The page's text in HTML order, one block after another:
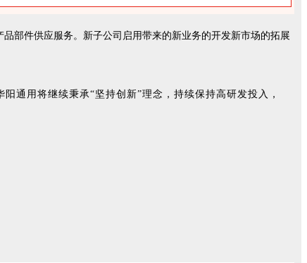
品部件供应服务。新子公司启用带来的新业务的开发新市场的拓展
通用将继续秉承“坚持创新”理念，持续保持高研发投入，